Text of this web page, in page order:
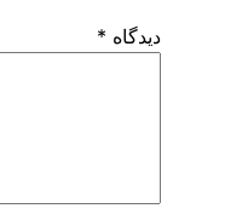
دیدگاه *